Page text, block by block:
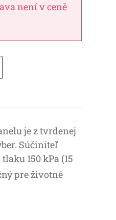
není v ceně
je z tvrdenej
Súčiniteľ
150 kPa (15
pre životné